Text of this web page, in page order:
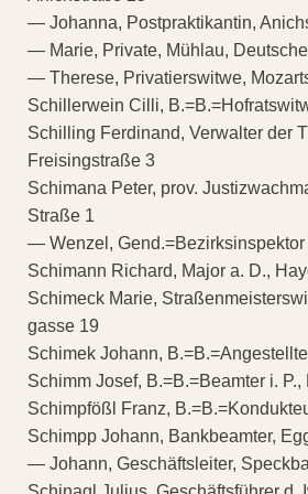
— Johanna, Postpraktikantin,
— Marie, Private, Mühlau,
— Therese, Privatierswitwe,
Schillerwein Cilli,
Schilling Ferdinand, Verwalter der
Freisingstraße 3
Schimana Peter, prov.
Straße 1
— Wenzel,
Schimann Richard, Major a. D.,
Schimeck Marie,
gasse 19
Schimek Johann,
Schimm Josef, B.=B.=Beamter i.
Schimpfößl Franz,
Schimpp Johann, Bankbeamter,
— Johann, Geschäftsleiter,